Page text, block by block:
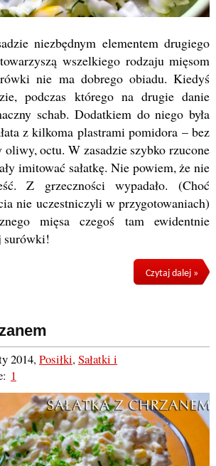
niezbędnym elementem drugiego
wszelkiego rodzaju mięsom
nie ma dobrego obiadu. Kiedyś
podczas którego na drugie danie
schab. Dodatkiem do niego była
z kilkoma plastrami pomidora – bez
oliwy, octu. W zasadzie szybko rzucone
imitować sałatkę. Nie powiem, że nie
Z grzeczności wypadało. (Choć
nie uczestniczyli w przygotowaniach)
mięsa czegoś tam ewidentnie
surówki!
Czytaj dalej »
2014,Posiłki,Sałatki i
1